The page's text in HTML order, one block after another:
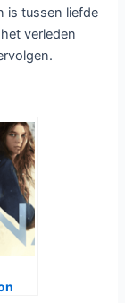
is tussen liefde
verleden